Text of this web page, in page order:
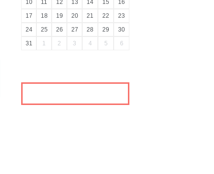
10
11 12 13 14 15
16
17
18 19 20 21 22
23
24
25 26 27 28 29
30
31
1 2 3 4 5 6